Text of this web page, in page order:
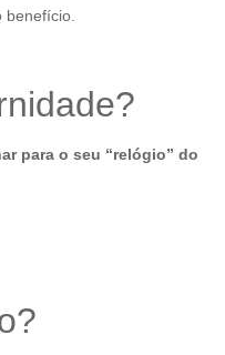
para o seu “relógio” do